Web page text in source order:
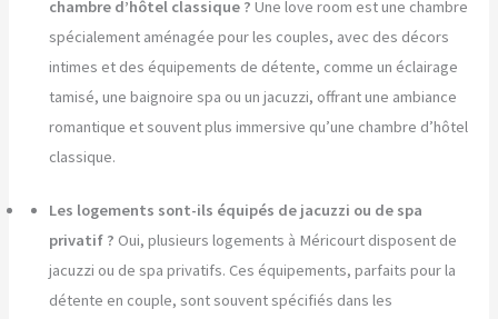
chambre d’hôtel classique ? Une love room est une chambre
spécialement aménagée pour les couples, avec des décors
intimes et des équipements de détente, comme un éclairage
tamisé, une baignoire spa ou un jacuzzi, offrant une ambiance
romantique et souvent plus immersive qu’une chambre d’hôtel
classique.
Les logements sont-ils équipés de jacuzzi ou de spa
privatif ? Oui, plusieurs logements à Méricourt disposent de
jacuzzi ou de spa privatifs. Ces équipements, parfaits pour la
détente en couple, sont souvent spécifiés dans les